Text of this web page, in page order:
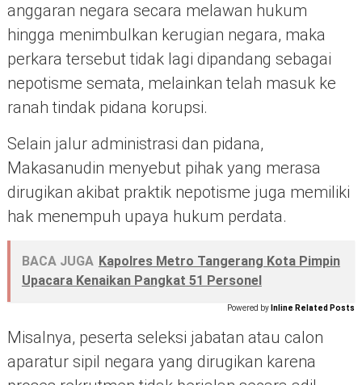
anggaran negara secara melawan hukum
hingga menimbulkan kerugian negara, maka
perkara tersebut tidak lagi dipandang sebagai
nepotisme semata, melainkan telah masuk ke
ranah tindak pidana korupsi.
Selain jalur administrasi dan pidana,
Makasanudin menyebut pihak yang merasa
dirugikan akibat praktik nepotisme juga memiliki
hak menempuh upaya hukum perdata.
BACA JUGA Kapolres Metro Tangerang Kota Pimpin
Upacara Kenaikan Pangkat 51 Personel
Powered by Inline Related Posts
Misalnya, peserta seleksi jabatan atau calon
aparatur sipil negara yang dirugikan karena